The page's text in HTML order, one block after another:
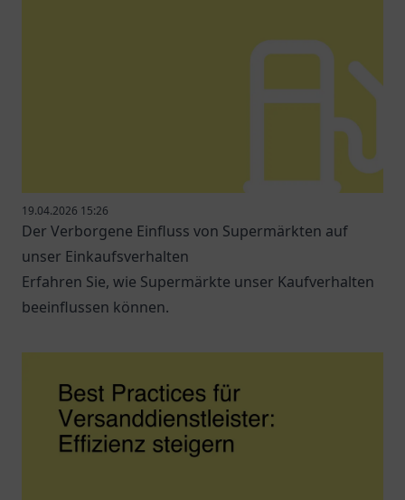
19.04.2026 15:26
Der Verborgene Einfluss von Supermärkten auf
unser Einkaufsverhalten
Erfahren Sie, wie Supermärkte unser Kaufverhalten
beeinflussen können.